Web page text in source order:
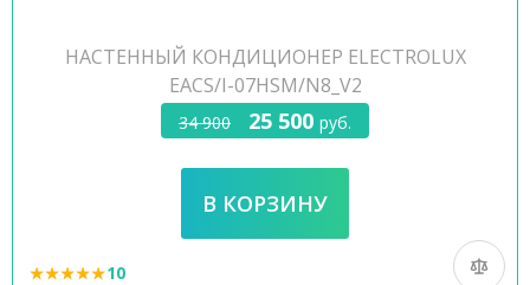
НАСТЕННЫЙ КОНДИЦИОНЕР ELECTROLUX
EACS/I-07HSM/N8_V2
34 900 25 500 руб.
10